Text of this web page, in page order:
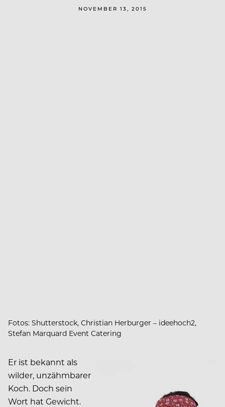
NOVEMBER 13, 2015
Fotos: Shutterstock, Christian Herburger – ideehoch2,
Stefan Marquard Event Catering
Er ist bekannt als
wilder, unzähmbarer
Koch. Doch sein
Wort hat Gewicht.